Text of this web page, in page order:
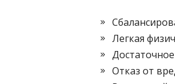
Легкая
Отказ от